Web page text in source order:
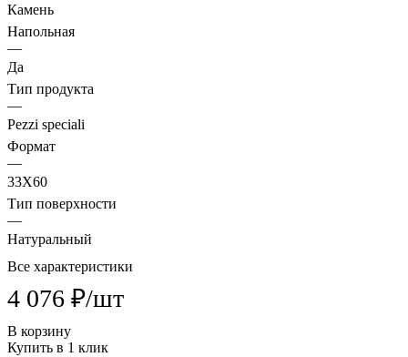
Камень
Напольная
—
Да
Тип продукта
—
Pezzi speciali
Формат
—
33X60
Тип поверхности
—
Натуральный
Все характеристики
4 076 ₽/шт
В корзину
Купить в 1 клик